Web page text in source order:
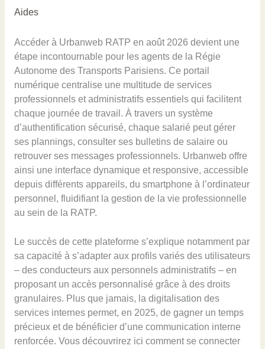
Aides
Accéder à Urbanweb RATP en août 2026 devient une
étape incontournable pour les agents de la Régie
Autonome des Transports Parisiens. Ce portail
numérique centralise une multitude de services
professionnels et administratifs essentiels qui facilitent
chaque journée de travail. À travers un système
d’authentification sécurisé, chaque salarié peut gérer
ses plannings, consulter ses bulletins de salaire ou
retrouver ses messages professionnels. Urbanweb offre
ainsi une interface dynamique et responsive, accessible
depuis différents appareils, du smartphone à l’ordinateur
personnel, fluidifiant la gestion de la vie professionnelle
au sein de la RATP.
Le succès de cette plateforme s’explique notamment par
sa capacité à s’adapter aux profils variés des utilisateurs
– des conducteurs aux personnels administratifs – en
proposant un accès personnalisé grâce à des droits
granulaires. Plus que jamais, la digitalisation des
services internes permet, en 2025, de gagner un temps
précieux et de bénéficier d’une communication interne
renforcée. Vous découvrirez ici comment se connecter